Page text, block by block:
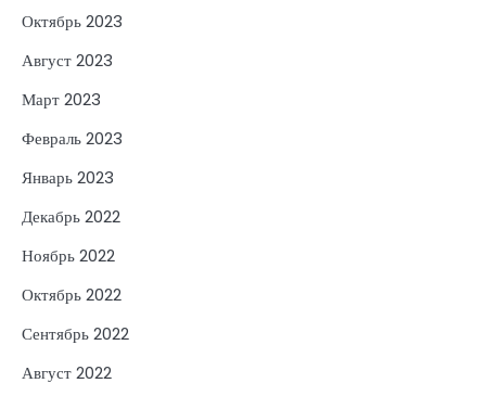
Октябрь 2023
Август 2023
Март 2023
Февраль 2023
Январь 2023
Декабрь 2022
Ноябрь 2022
Октябрь 2022
Сентябрь 2022
Август 2022